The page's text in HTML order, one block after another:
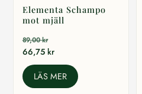
Elementa Schampo
mot mjäll
89,00kr
66,75 kr
LÄS MER